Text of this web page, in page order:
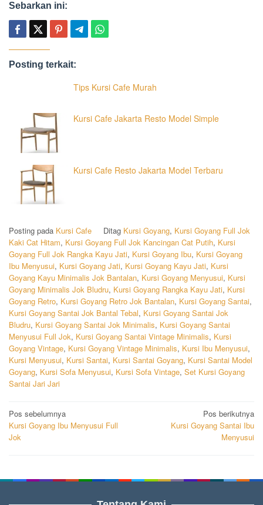
Sebarkan ini:
Posting terkait:
Tips Kursi Cafe Murah
Kursi Cafe Jakarta Resto Model Simple
Kursi Cafe Resto Jakarta Model Terbaru
Posting pada Kursi Cafe Ditag Kursi Goyang, Kursi Goyang Full Jok
Kaki Cat Hitam, Kursi Goyang Full Jok Kancingan Cat Putih, Kursi
Goyang Full Jok Rangka Kayu Jati, Kursi Goyang Ibu, Kursi Goyang
Ibu Menyusui, Kursi Goyang Jati, Kursi Goyang Kayu Jati, Kursi
Goyang Kayu Minimalis Jok Bantalan, Kursi Goyang Menyusui, Kursi
Goyang Minimalis Jok Bludru, Kursi Goyang Rangka Kayu Jati, Kursi
Goyang Retro, Kursi Goyang Retro Jok Bantalan, Kursi Goyang Santai,
Kursi Goyang Santai Jok Bantal Tebal, Kursi Goyang Santai Jok
Bludru, Kursi Goyang Santai Jok Minimalis, Kursi Goyang Santai
Menyusui Full Jok, Kursi Goyang Santai Vintage Minimalis, Kursi
Goyang Vintage, Kursi Goyang Vintage Minimalis, Kursi Ibu Menyusui,
Kursi Menyusui, Kursi Santai, Kursi Santai Goyang, Kursi Santai Model
Goyang, Kursi Sofa Menyusui, Kursi Sofa Vintage, Set Kursi Goyang
Santai Jari Jari
Navigasi
pos
Pos sebelumnya
Kursi Goyang Ibu Menyusui Full
Jok
Pos berikutnya
Kursi Goyang Santai Ibu
Menyusui